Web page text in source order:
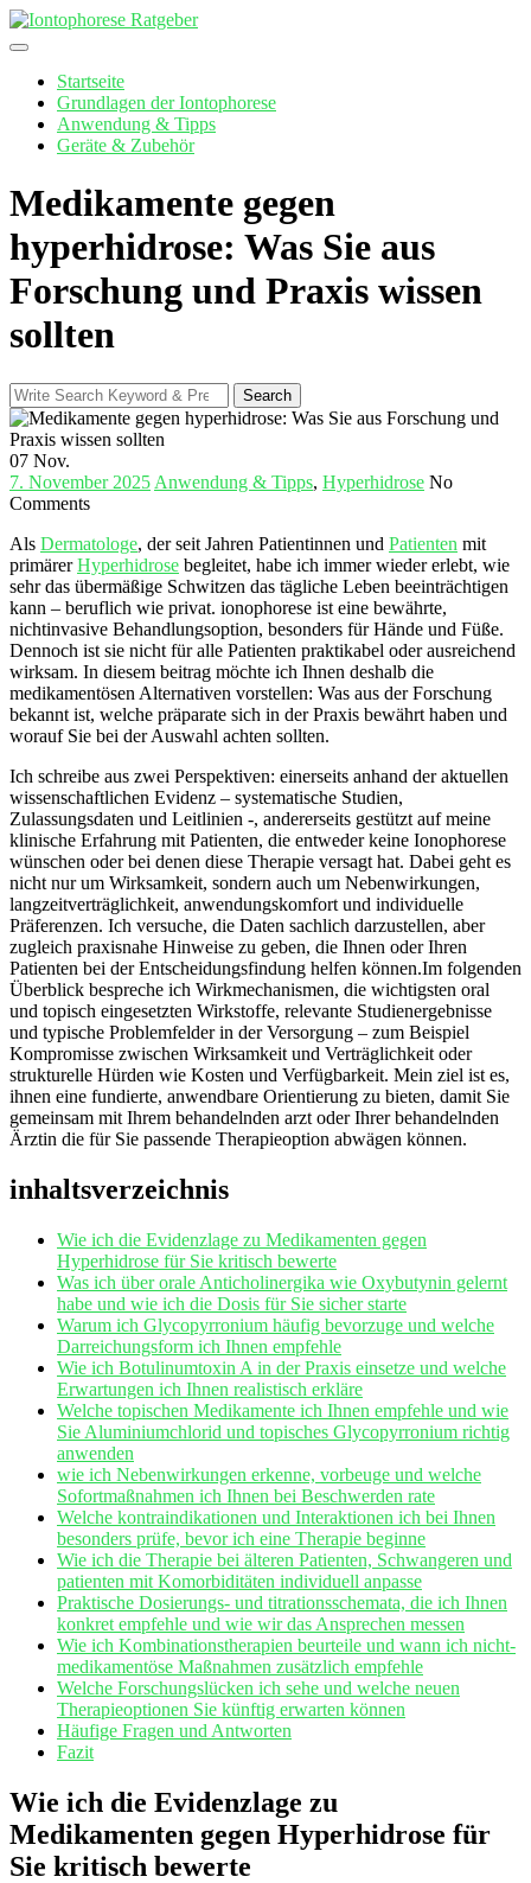
Skip
to
Startseite
Grundlagen der Iontophorese
Anwendung & Tipps
Geräte & Zubehör
Medikamente gegen
hyperhidrose: Was Sie aus
Forschung und Praxis wissen
sollten
Search
for:
Search
07 Nov.
7. November 2025 Anwendung & Tipps, Hyperhidrose No
Comments
Als ‌ Dermatologe, der⁤ seit ​Jahren‌ Patientinnen und Patienten mit
primärerHyperhidrose begleitet, habe ich immer ⁣wieder erlebt, wie
sehr das übermäßige‌ Schwitzen das tägliche⁢ Leben ⁢beeinträchtigen
kann – ‌beruflich wie privat. ionophorese ist eine bewährte,⁢
nichtinvasive Behandlungsoption, ⁢besonders​ für Hände und Füße.
Dennoch‍ ist sie‍ nicht⁣ für ​alle ​Patienten ⁢praktikabel oder ausreichend
wirksam. In diesem beitrag möchte ich Ihnen deshalb die
medikamentösen Alternativen⁤ vorstellen: Was aus der⁣ Forschung
bekannt⁤ ist, welche präparate ⁢sich in der ‌Praxis bewährt haben und‍
worauf⁣ Sie bei der Auswahl ⁢achten sollten.
Ich schreibe ⁤aus zwei Perspektiven: einerseits anhand der aktuellen
‌wissenschaftlichen Evidenz – systematische​ Studien,‌
Zulassungsdaten und Leitlinien -, andererseits ⁤gestützt auf ‍meine
klinische Erfahrung ⁢mit Patienten, die entweder​ keine Ionophorese
wünschen⁤ oder​ bei denen diese Therapie versagt hat. Dabei‍ geht es
nicht nur um Wirksamkeit, sondern auch ⁤um ​Nebenwirkungen,
langzeitverträglichkeit, anwendungskomfort ‍und⁤ individuelle
Präferenzen. ‍Ich versuche, die⁣ Daten sachlich darzustellen, aber
zugleich praxisnahe Hinweise ‌zu ‍geben, die Ihnen oder Ihren
⁢Patienten ⁢bei ⁤der Entscheidungsfindung helfen können.Im⁢ folgenden
Überblick bespreche ich ‌Wirkmechanismen, die wichtigsten‌ oral
und⁤ topisch eingesetzten Wirkstoffe, relevante Studienergebnisse
und typische Problemfelder in der ‌Versorgung⁢ – zum⁤ Beispiel
Kompromisse⁢ zwischen Wirksamkeit ‌und Verträglichkeit oder
strukturelle Hürden wie ⁤Kosten und‌ Verfügbarkeit. Mein ⁤ziel‌ ist es,⁣
ihnen eine fundierte, anwendbare ⁤Orientierung zu bieten, damit Sie
gemeinsam mit ⁣Ihrem behandelnden arzt oder Ihrer behandelnden‍
Ärztin die für Sie ​passende Therapieoption‌ abwägen können.
inhaltsverzeichnis
Wie ich‌ die Evidenzlage zu Medikamenten gegen
Hyperhidrose‍ für⁣ Sie kritisch bewerte
Was⁢ ich über orale Anticholinergika⁢ wie Oxybutynin gelernt
habe und⁢ wie ⁣ich die Dosis für Sie sicher⁤ starte
Warum ich Glycopyrronium häufig bevorzuge ⁤und welche
Darreichungsform ich ⁣Ihnen empfehle
Wie ⁣ich ‌Botulinumtoxin A in‌ der Praxis einsetze und welche
Erwartungen ich‌ Ihnen realistisch ⁣erkläre
Welche topischen Medikamente ich Ihnen empfehle und⁣ wie
Sie Aluminiumchlorid und topisches⁢ Glycopyrronium‌ richtig
anwenden
wie ich Nebenwirkungen⁣ erkenne, vorbeuge und⁣ welche‌
Sofortmaßnahmen ich Ihnen bei ‌Beschwerden rate
Welche ⁢kontraindikationen und Interaktionen ich bei Ihnen
besonders prüfe, ​bevor ​ich eine Therapie beginne
Wie ‍ich die Therapie bei‍ älteren Patienten,​ Schwangeren‌ und⁣
patienten mit Komorbiditäten‌ individuell ​anpasse
Praktische‌ Dosierungs- und titrationsschemata, die ich Ihnen
konkret empfehle und wie ‌wir das ‍Ansprechen ⁣messen
Wie ich Kombinationstherapien ⁢beurteile ⁢und wann ich ‌nicht-
medikamentöse Maßnahmen zusätzlich empfehle
Welche Forschungslücken ich sehe und welche neuen
Therapieoptionen Sie künftig erwarten können
Häufige Fragen ⁤und Antworten
Fazit
Wie ich die Evidenzlage zu
Medikamenten ⁢gegen Hyperhidrose für‌
Sie kritisch‍ bewerte